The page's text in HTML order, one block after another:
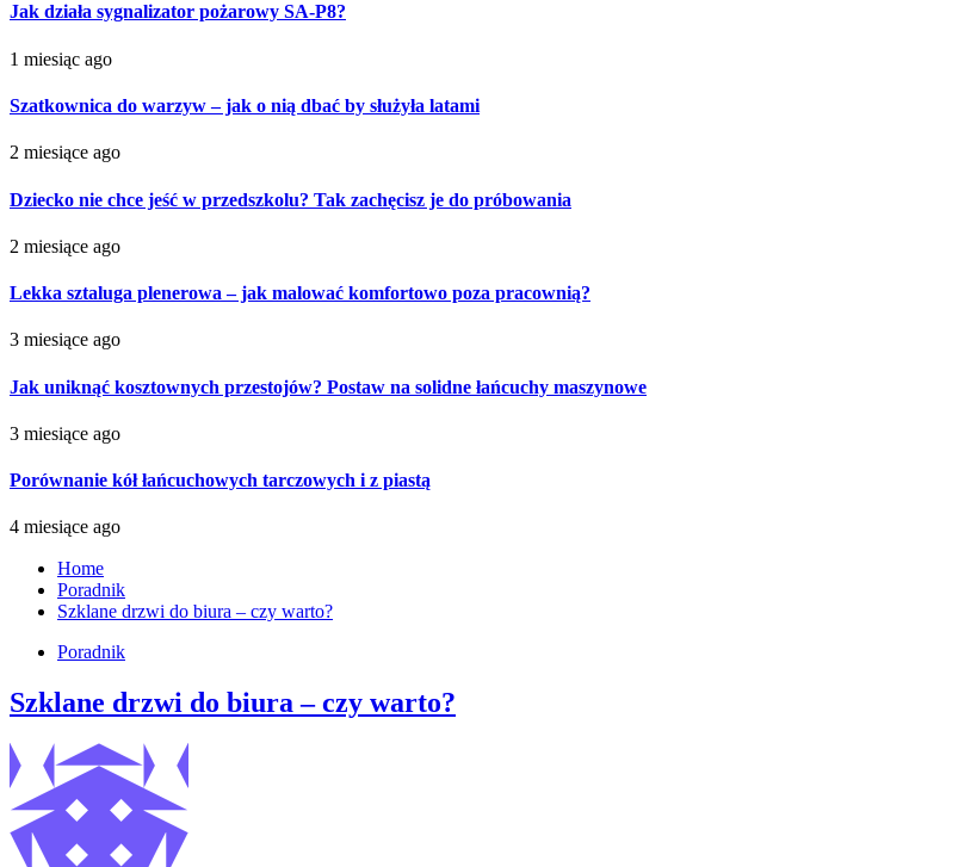
Jak działa sygnalizator pożarowy SA-P8?
1 miesiąc ago
Szatkownica do warzyw – jak o nią dbać by służyła latami
2 miesiące ago
Dziecko nie chce jeść w przedszkolu? Tak zachęcisz je do próbowania
2 miesiące ago
Lekka sztaluga plenerowa – jak malować komfortowo poza pracownią?
3 miesiące ago
Jak uniknąć kosztownych przestojów? Postaw na solidne łańcuchy maszynowe
3 miesiące ago
Porównanie kół łańcuchowych tarczowych i z piastą
4 miesiące ago
Home
Poradnik
Szklane drzwi do biura – czy warto?
Poradnik
Szklane drzwi do biura – czy warto?